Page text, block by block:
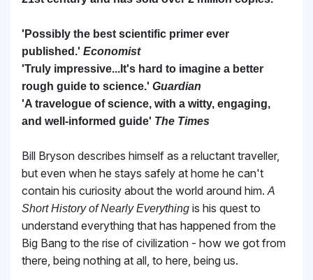
'Possibly the best scientific primer ever
published.' Economist
'Truly impressive...It's hard to imagine a better
rough guide to science.' Guardian
'A travelogue of science, with a witty, engaging,
and well-informed guide' The Times
Bill Bryson describes himself as a reluctant traveller,
but even when he stays safely at home he can't
contain his curiosity about the world around him. A
Short History of Nearly Everything is his quest to
understand everything that has happened from the
Big Bang to the rise of civilization - how we got from
there, being nothing at all, to here, being us.